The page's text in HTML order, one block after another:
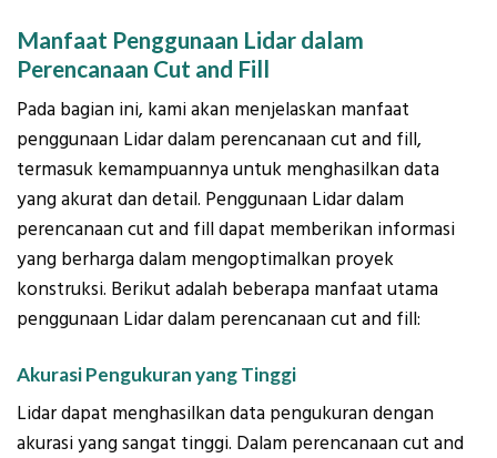
Manfaat Penggunaan Lidar dalam
Perencanaan Cut and Fill
Pada bagian ini, kami akan menjelaskan manfaat
penggunaan Lidar dalam perencanaan cut and fill,
termasuk kemampuannya untuk menghasilkan data
yang akurat dan detail. Penggunaan Lidar dalam
perencanaan cut and fill dapat memberikan informasi
yang berharga dalam mengoptimalkan proyek
konstruksi. Berikut adalah beberapa manfaat utama
penggunaan Lidar dalam perencanaan cut and fill:
Akurasi Pengukuran yang Tinggi
Lidar dapat menghasilkan data pengukuran dengan
akurasi yang sangat tinggi. Dalam perencanaan cut and